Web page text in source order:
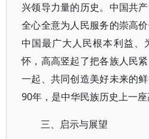
兴领导力量的历史。中国共
全心全意为人民服务的崇高
中国最广大人民根本利益、
怀，高高竖起了把各族人民
一起、共同创造美好未来的
90年，是中华民族历史上一座
三、启示与展望